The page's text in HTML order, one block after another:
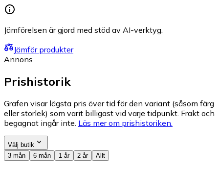
Jämförelsen är gjord med stöd av AI-verktyg.
Jämför produkter
Annons
Prishistorik
Grafen visar lägsta pris över tid för den variant (såsom färg
eller storlek) som varit billigast vid varje tidpunkt. Frakt och
begagnat ingår inte. Läs mer om prishistoriken.
Välj butik
3 mån
6 mån 1 år 2 år Allt